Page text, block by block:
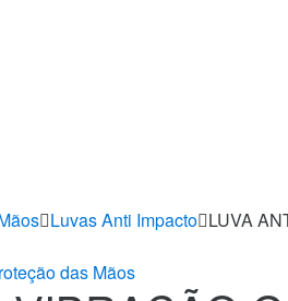
Luvas Anti Impacto LUVA
das Mãos